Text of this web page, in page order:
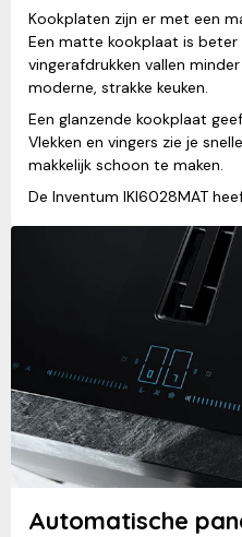
Kookplaten zijn er met een
Een matte kookplaat is
vingerafdrukken vallen
moderne, strakke keuken.
Een glanzende kookplaat
Vlekken en vingers zie je
makkelijk schoon te maken.
De Inventum IKI6028MAT
Automatische